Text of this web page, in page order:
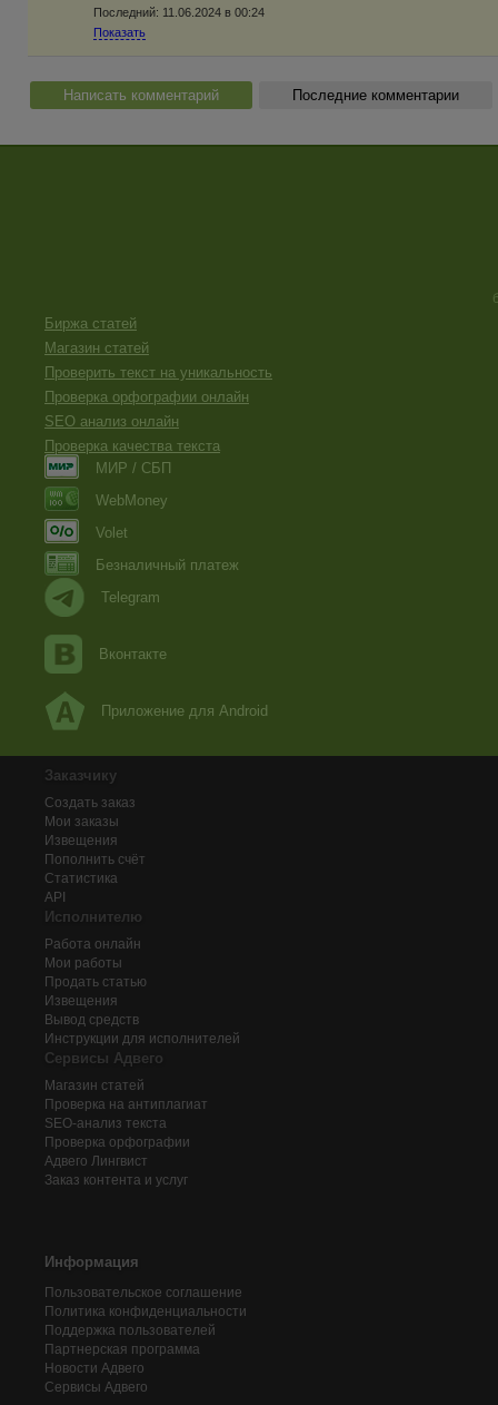
Последний: 11.06.2024 в 00:24
Показать
Написать комментарий Последние комментарии
Биржа статей
Магазин статей
Проверить текст на уникальность
Проверка орфографии онлайн
SEO анализ онлайн
Проверка качества текста
МИР / СБП
WebMoney
Volet
Безналичный платеж
Telegram
Вконтакте
Приложение для Android
Заказчику
Создать заказ
Мои заказы
Извещения
Пополнить счёт
Статистика
API
Исполнителю
Работа онлайн
Мои работы
Продать статью
Извещения
Вывод средств
Инструкции для исполнителей
Сервисы Адвего
Магазин статей
Проверка на антиплагиат
SEO-анализ текста
Проверка орфографии
Адвего Лингвист
Заказ контента и услуг
Информация
Пользовательское соглашение
Политика конфиденциальности
Поддержка пользователей
Партнерская программа
Новости Адвего
Сервисы Адвего